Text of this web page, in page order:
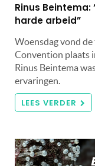
Rinus
harde arbeid”
Woensdag vond
Convention plaats
Rinus Beintema
ervaringen.
LEES VERDER